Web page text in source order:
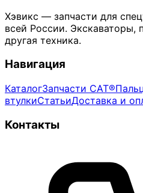
Хэвикс — запчасти для
всей России. Экскаваторы,
другая техника.
Навигация
КаталогЗапчасти CAT®
втулкиСтатьиДоставка и
Контакты